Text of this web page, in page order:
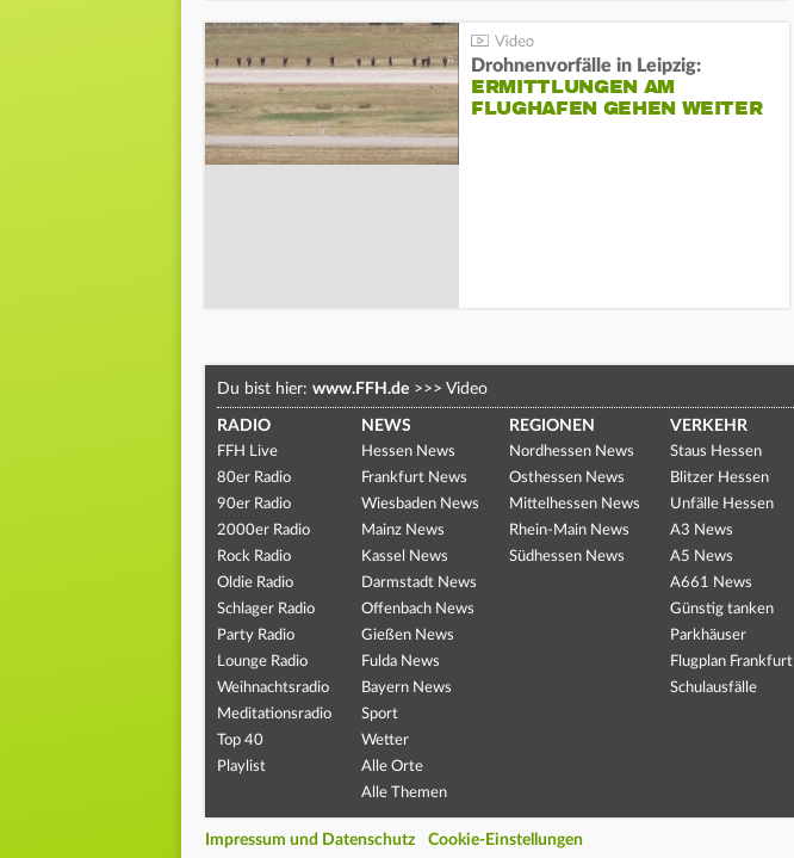
Drohnenvorfälle in Leipzig:
ERMITTLUNGEN AM
FLUGHAFEN GEHEN WEITER
Du bist hier: www.FFH.de >>> Video
RADIO
FFH Live
80er Radio
90er Radio
2000er Radio
Rock Radio
Oldie Radio
Schlager Radio
Party Radio
Lounge Radio
Weihnachtsradio
Meditationsradio
Top 40
Playlist
NEWS
Hessen News
Frankfurt News
Wiesbaden News
Mainz News
Kassel News
Darmstadt News
Offenbach News
Gießen News
Fulda News
Bayern News
Sport
Wetter
Alle Orte
Alle Themen
REGIONEN
Nordhessen News
Osthessen News
Mittelhessen News
Rhein-Main News
Südhessen News
VERKEHR
Staus Hessen
Blitzer Hessen
Unfälle Hessen
A3 News
A5 News
A661 News
Günstig tanken
Parkhäuser
Flugplan Frankfurt
Schulausfälle
Impressum und Datenschutz Cookie-Einstellungen